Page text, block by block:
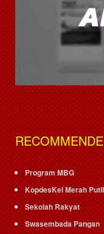
Program MBG
KopdesKel Merah
Sekolah Rakyat
Swasembada Pangan